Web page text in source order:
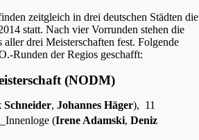
zeitgleich in drei deutschen Städten die
statt. Nach vier Vorrunden stehen die
drei Meisterschaften fest. Folgende
Runden der Regios geschafft:
(NODM)
Schneider, Johannes Häger), 11
(Irene Adamski, Deniz